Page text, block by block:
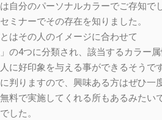
自分のパーソナルカラーでご存知で
ミナーでその存在を知りました。
はその人のイメージに合わせて
」の4つに分類され、該当するカラー
に好印象を与える事ができるそうです
判りますので、興味ある方はぜひ一
料で実施してくれる所もあるみたい
した。